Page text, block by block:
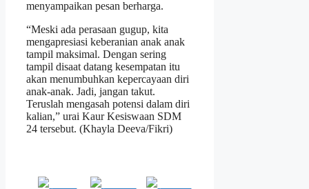
menyampaikan pesan berharga.
“Meski ada perasaan gugup, kita
mengapresiasi keberanian anak anak
tampil maksimal. Dengan sering
tampil disaat datang kesempatan itu
akan menumbuhkan kepercayaan diri
anak-anak. Jadi, jangan takut.
Teruslah mengasah potensi dalam diri
kalian,” urai Kaur Kesiswaan SDM
24 tersebut. (Khayla Deeva/Fikri)